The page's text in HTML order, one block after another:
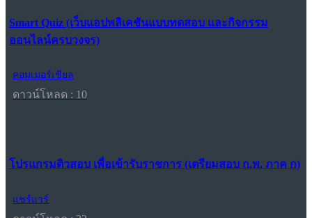
Smart Quiz (เว็บแอปพลิเคชันแบบทดสอบ และกิจกรรม
ออนไลน์ครบวงจร)
คอมเมอร์เชียล
ดาวน์โหลด : 10
โปรแกรมติวสอบ เพื่อเข้ารับราชการ (เตรียมสอบ ก.พ. ภาค ก)
แชร์แวร์